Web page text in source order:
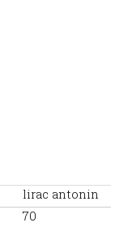
lirac antonin
70